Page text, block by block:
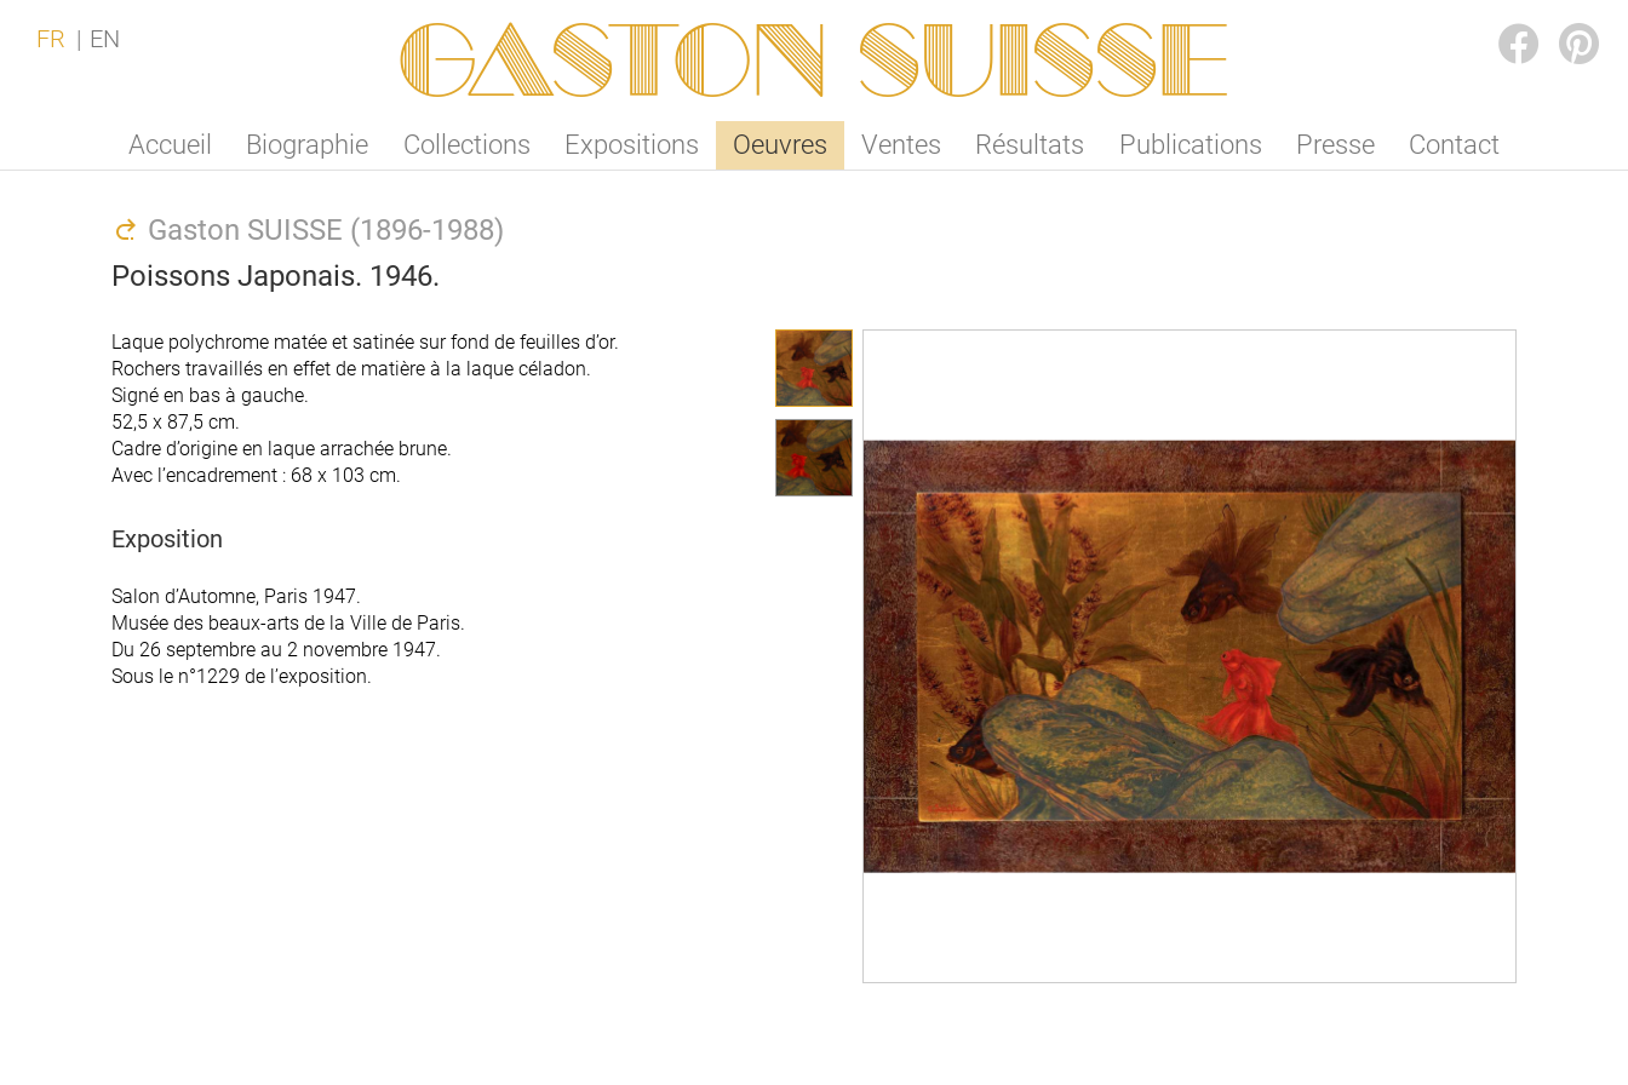
Gaston SUISSE
Accueil Biographie Collections Expositions Oeuvres Ventes Résultats Publications Presse Contact
FR EN
Gaston SUISSE (1896-1988)
Poissons Japonais. 1946.
Laque polychrome matée et satinée sur fond de feuilles d’or.
Rochers travaillés en effet de matière à la laque céladon.
Signé en bas à gauche.
52,5 x 87,5 cm.
Cadre d’origine en laque arrachée brune.
Avec l’encadrement : 68 x 103 cm.
Exposition
Salon d’Automne, Paris 1947.
Musée des beaux-arts de la Ville de Paris.
Du 26 septembre au 2 novembre 1947.
Sous le n°1229 de l’exposition.